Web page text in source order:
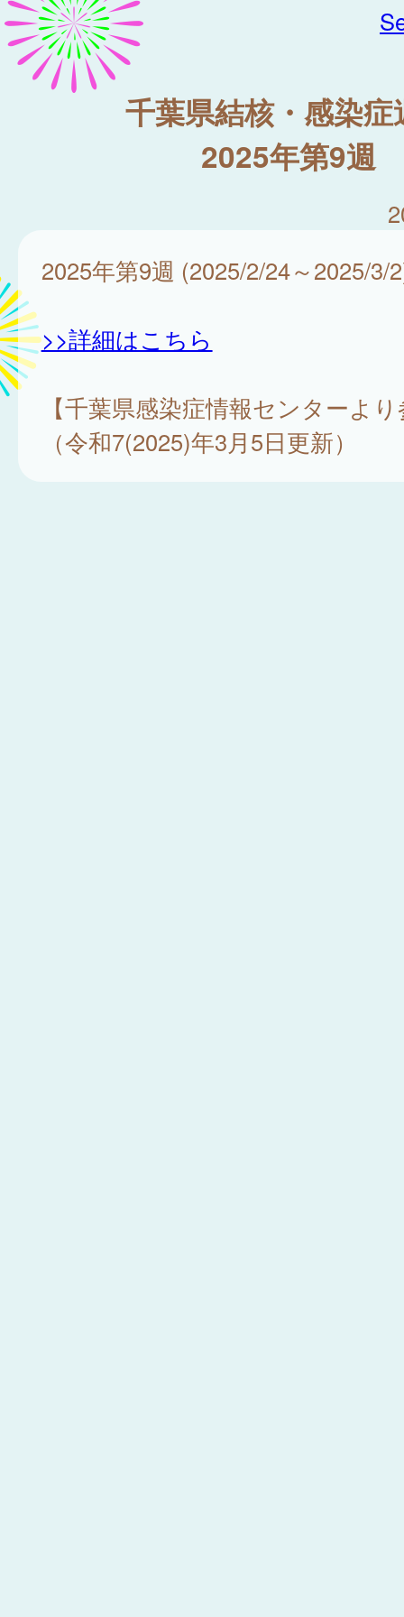
千葉県結核・感染症
2025年第9週
2025年第9週 (2025/2/24～2025/3/
>>詳細はこちら
【千葉県感染症情報センターよ
（令和7(2025)年3月5日更新）